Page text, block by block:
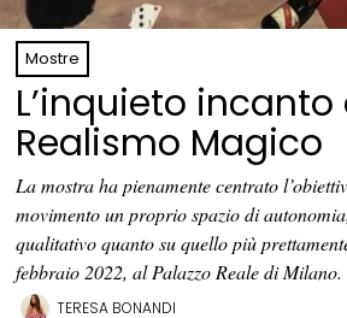
Mostre
L’inquieto incanto
Realismo Magico
La mostra ha pienamente centrato
movimento un proprio spazio di
qualitativo quanto su quello più
febbraio 2022, al Palazzo Reale di Milano.
TERESA BONANDI